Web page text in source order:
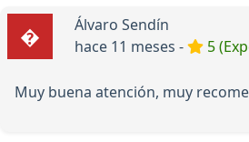
Álvaro Sendín
hace 11 meses -
5
Muy buena atención, muy